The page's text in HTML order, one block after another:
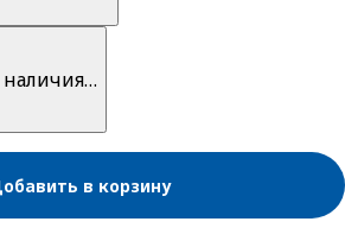
в корзину